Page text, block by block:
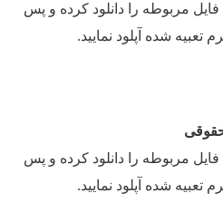
مربوطه را دانلود کرده و پس
شده آپلود نمایید.
مربوطه را دانلود کرده و پس
شده آپلود نمایید.